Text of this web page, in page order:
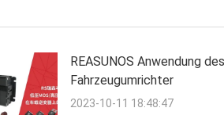
REASUNOS Anwendung
Fahrzeugumrichter
2023-10-11 18:48:47